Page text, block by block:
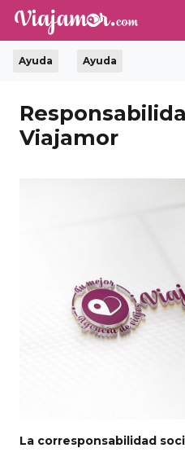
Ayuda Ayuda
Viajamor
La corresponsabilidad